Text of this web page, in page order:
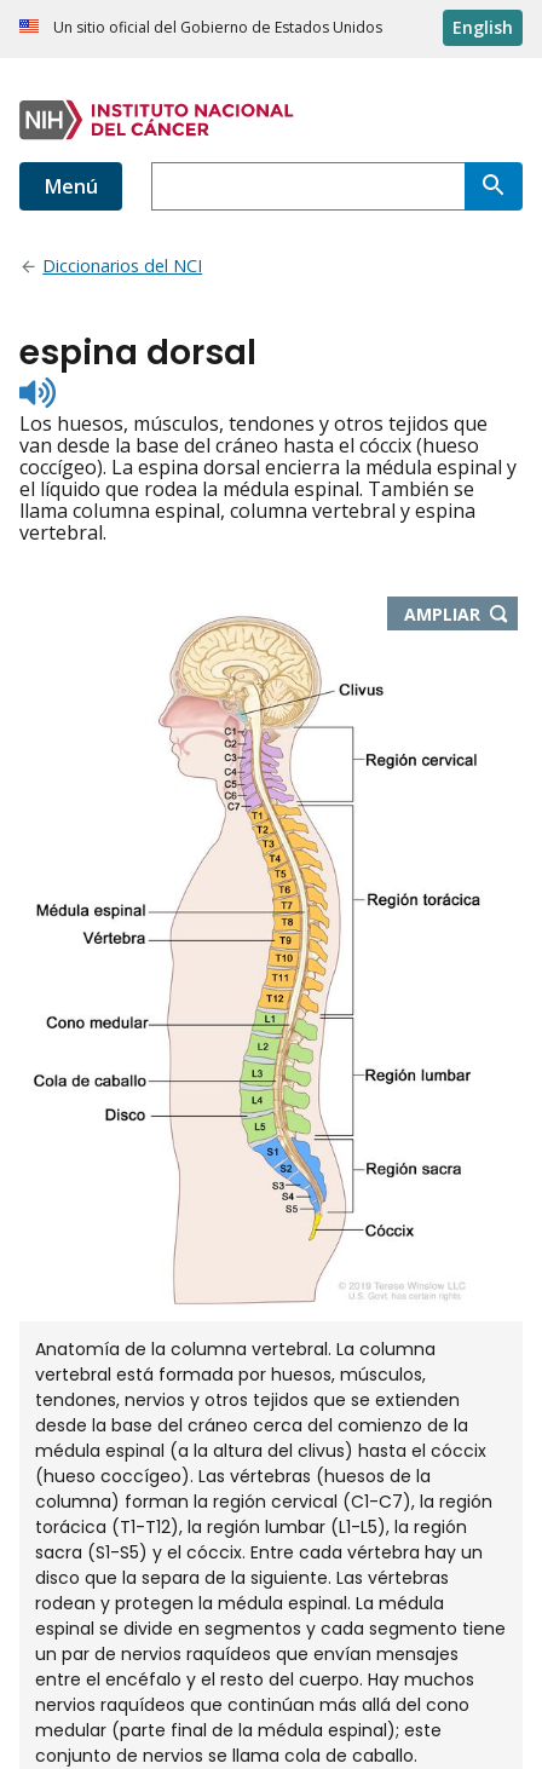
Un sitio oficial del Gobierno de Estados Unidos English
Menú
Diccionarios del NCI
espina dorsal
Listen
to
pronunciation
Los huesos, músculos, tendones y otros tejidos que
van desde la base del cráneo hasta el cóccix (hueso
coccígeo). La espina dorsal encierra la médula espinal y
el líquido que rodea la médula espinal. También se
llama columna espinal, columna vertebral y espina
vertebral.
AMPLIAR-
ABRE
Anatomía de la columna vertebral. La columna
vertebral está formada por huesos, músculos,
tendones, nervios y otros tejidos que se extienden
desde la base del cráneo cerca del comienzo de la
médula espinal (a la altura del clivus) hasta el cóccix
(hueso coccígeo). Las vértebras (huesos de la
columna) forman la región cervical (C1-C7), la región
torácica (T1-T12), la región lumbar (L1-L5), la región
sacra (S1-S5) y el cóccix. Entre cada vértebra hay un
disco que la separa de la siguiente. Las vértebras
rodean y protegen la médula espinal. La médula
espinal se divide en segmentos y cada segmento tiene
un par de nervios raquídeos que envían mensajes
entre el encéfalo y el resto del cuerpo. Hay muchos
nervios raquídeos que continúan más allá del cono
medular (parte final de la médula espinal); este
conjunto de nervios se llama cola de caballo.